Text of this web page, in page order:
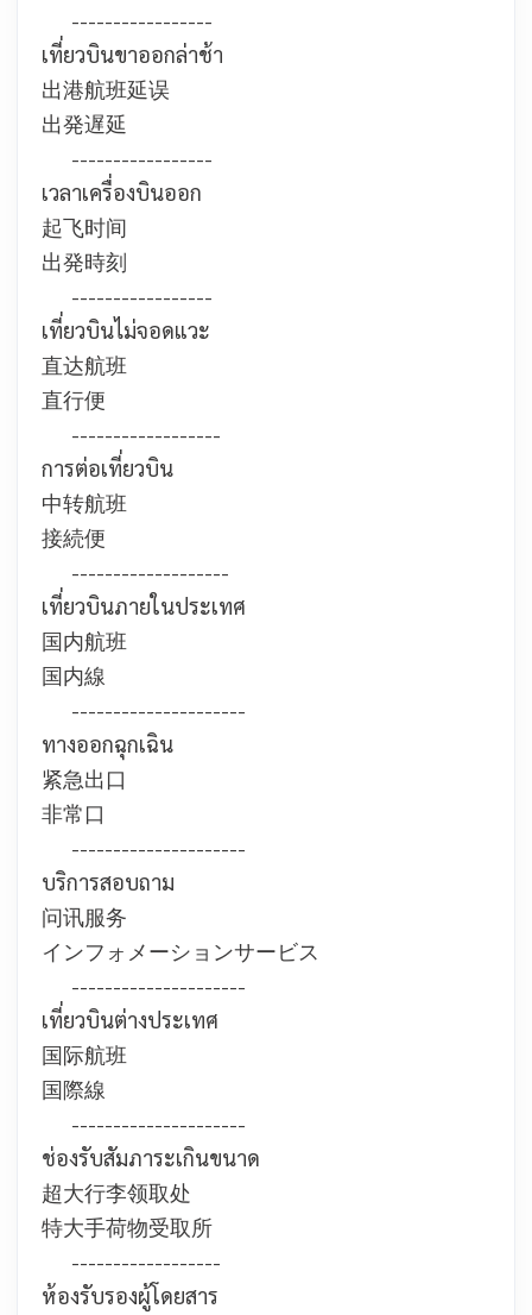
-----------------
เที่ยวบินขาออกล่าช้า
出港航班延误
出発遅延
-----------------
เวลาเครื่องบินออก
起飞时间
出発時刻
-----------------
เที่ยวบินไม่จอดแวะ
直达航班
直行便
------------------
การต่อเที่ยวบิน
中转航班
接続便
-------------------
เที่ยวบินภายในประเทศ
国内航班
国内線
---------------------
ทางออกฉุกเฉิน
紧急出口
非常口
---------------------
บริการสอบถาม
问讯服务
インフォメーションサービス
---------------------
เที่ยวบินต่างประเทศ
国际航班
国際線
---------------------
ช่องรับสัมภาระเกินขนาด
超大行李领取处
特大手荷物受取所
------------------
ห้องรับรองผู้โดยสาร